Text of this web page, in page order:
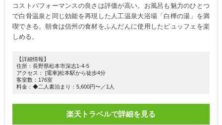
コストパフォーマンスの良さは評価が高い。お風呂も魅力のひとつ
で白骨温泉と同じ効能を再現した人工温泉大浴場「白樺の湯」を満
喫できる。朝食は信州の食材をふんだんに使用したビュッフェを楽
しめる。
【詳細情報】
住所：長野県松本市深志1-4-5
アクセス： [電車]松本駅から徒歩4分
客室数：176室
料金：◆二人素泊まり：5,600円〜／1人
楽天トラベルで詳細を見る